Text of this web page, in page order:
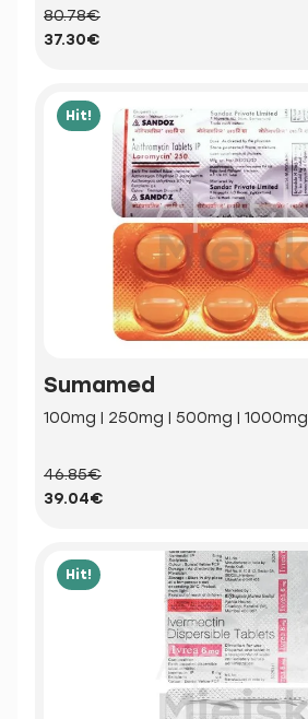
80.78€
37.30€
Hit!
Sumamed
100mg | 250mg | 500mg | 1000mg
46.85€
39.04€
Hit!